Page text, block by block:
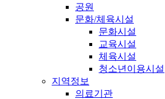
공원
문화/체육시설
문화시설
교육시설
체육시설
청소년이용시설
지역정보
의료기관